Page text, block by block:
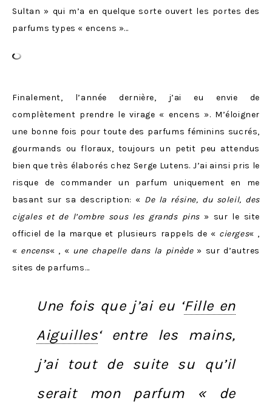
Sultan » qui m’a en quelque sorte ouvert les portes des
parfums types « encens »…
Finalement, l’année dernière, j’ai eu envie de
complètement prendre le virage « encens ». M’éloigner
une bonne fois pour toute des parfums féminins sucrés,
gourmands ou floraux, toujours un petit peu attendus
bien que très élaborés chez Serge Lutens. J’ai ainsi pris le
risque de commander un parfum uniquement en me
basant sur sa description: « De la résine, du soleil, des
cigales et de l’ombre sous les grands pins » sur le site
officiel de la marque et plusieurs rappels de « cierges« ,
« encens« , « une chapelle dans la pinède» sur d’autres
sites de parfums…
Une fois que j’ai eu ‘Fille en
Aiguilles‘entre les mains,
j’ai tout de suite su qu’il
serait mon parfum « de